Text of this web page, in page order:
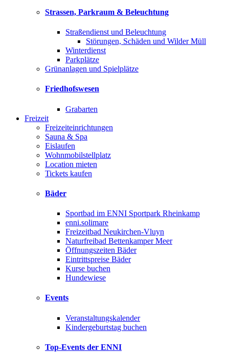
Strassen, Parkraum & Beleuchtung
Straßendienst und Beleuchtung
Störungen, Schäden und Wilder Müll
Winterdienst
Parkplätze
Grünanlagen und Spielplätze
Friedhofswesen
Grabarten
Freizeit
Freizeiteinrichtungen
Sauna & Spa
Eislaufen
Wohnmobilstellplatz
Location mieten
Tickets kaufen
Bäder
Sportbad im ENNI Sportpark Rheinkamp
enni.solimare
Freizeitbad Neukirchen-Vluyn
Naturfreibad Bettenkamper Meer
Öffnungszeiten Bäder
Eintrittspreise Bäder
Kurse buchen
Hundewiese
Events
Veranstaltungskalender
Kindergeburtstag buchen
Top-Events der ENNI